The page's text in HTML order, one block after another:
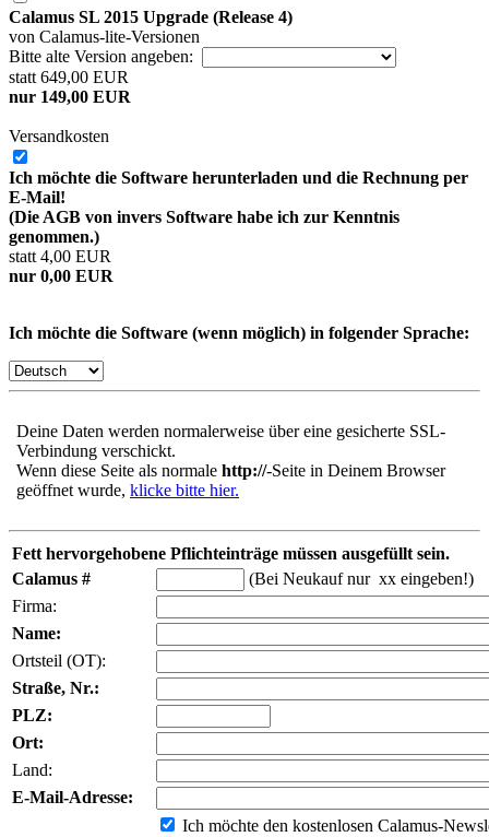
Calamus SL 2015 Upgrade (Release 4)
von Calamus-lite-Versionen
Bitte alte Version angeben:
statt 649,00 EUR
nur 149,00 EUR
Versandkosten
Ich möchte die Software herunterladen und die Rechnung per
E-Mail!
(Die AGB von invers Software habe ich zur Kenntnis
genommen.)
statt 4,00 EUR
nur 0,00 EUR
Ich möchte die Software (wenn möglich) in folgender Sprache:
Deine Daten werden normalerweise über eine gesicherte SSL-
Verbindung verschickt.
Wenn diese Seite als normale http://-Seite in Deinem Browser
geöffnet wurde, klicke bitte hier.
Fett hervorgehobene Pflichteinträge müssen ausgefüllt sein.
Calamus #
(Bei Neukauf nur xx eingeben!)
Firma:
Name:
Ortsteil (OT):
Straße, Nr.:
PLZ:
Ort:
Land:
E-Mail-Adresse:
Ich möchte den kostenlosen Calamus-